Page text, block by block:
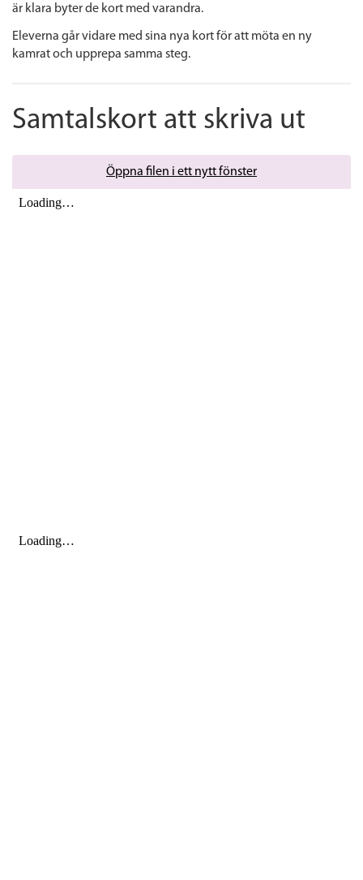
är klara byter de kort med varandra.
Eleverna går vidare med sina nya kort för att möta en ny
kamrat och upprepa samma steg.
Samtalskort att skriva ut
Öppna filen i ett nytt fönster